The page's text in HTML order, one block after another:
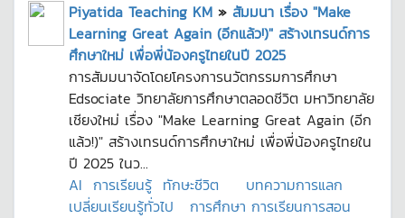
Piyatida Teaching KM » สัมมนา เรื่อง "Make
Learning Great Again (อีกแล้ว!)" สร้างเทรนด์การ
ศึกษาใหม่ เพื่อพี่น้องครูไทยในปี 2025
การสัมมนาจัดโดยโครงการนวัตกรรมการศึกษา
Edsociate วิทยาลัยการศึกษาตลอดชีวิต มหาวิทยาลัย
เชียงใหม่ เรื่อง "Make Learning Great Again (อีก
แล้ว!)" สร้างเทรนด์การศึกษาใหม่ เพื่อพี่น้องครูไทยใน
ปี 2025 ในว...
AI การเรียนรู้ ทักษะชีวิต
บทความการแลก
เปลี่ยนเรียนรู้ทั่วไป
การศึกษา การเรียนการสอน